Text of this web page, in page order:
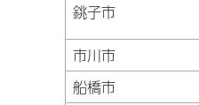
銚子市
市川市
船橋市